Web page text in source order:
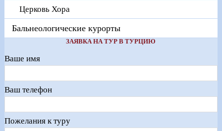
Церковь Хора
Бальнеологические курорты
ЗАЯВКА НА ТУР В ТУРЦИЮ
Ваше имя
Ваш телефон
Пожелания к туру